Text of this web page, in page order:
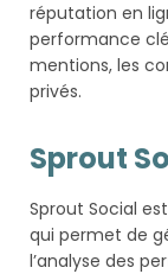
réputation en
performance
mentions, les
privés.
Sprout
Sprout Social
qui permet de
l’analyse des